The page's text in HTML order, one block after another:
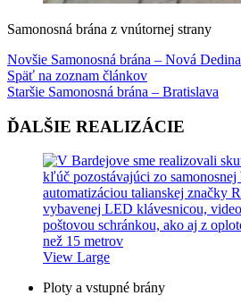
Samonosná brána z vnútornej strany
Novšie Samonosná brána – Nová Dedina
Späť na zoznam článkov
Staršie Samonosná brána – Bratislava
ĎALŠIE REALIZÁCIE
View Large
Ploty a vstupné brány